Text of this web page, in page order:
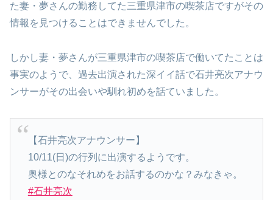
た妻・夢さんの勤務してた三重県津市の喫茶店ですがその
情報を見つけることはできませんでした。
しかし妻・夢さんが三重県津市の喫茶店で働いてたことは
事実のようで、過去出演された深イイ話で石井亮次アナウ
ンサーがその出会いや馴れ初めを話ていました。
【石井亮次アナウンサー】
10/11(日)の行列に出演するようです。
奥様とのなそれめをお話するのかな？みなきゃ。
#石井亮次